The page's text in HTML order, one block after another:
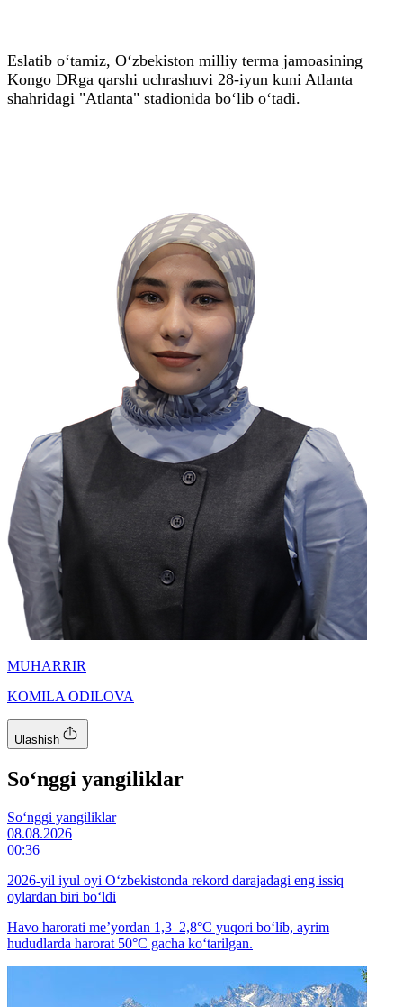
Eslatib o‘tamiz, O‘zbekiston milliy terma jamoasining
Kongo DRga qarshi uchrashuvi 28-iyun kuni Atlanta
shahridagi "Atlanta" stadionida bo‘lib o‘tadi.
MUHARRIR
KOMILA ODILOVA
Ulashish
So‘nggi yangiliklar
So‘nggi yangiliklar
08.08.2026
00:36
2026-yil iyul oyi O‘zbekistonda rekord darajadagi eng issiq
oylardan biri bo‘ldi
Havo harorati me’yordan 1,3–2,8°C yuqori bo‘lib, ayrim
hududlarda harorat 50°C gacha ko‘tarilgan.